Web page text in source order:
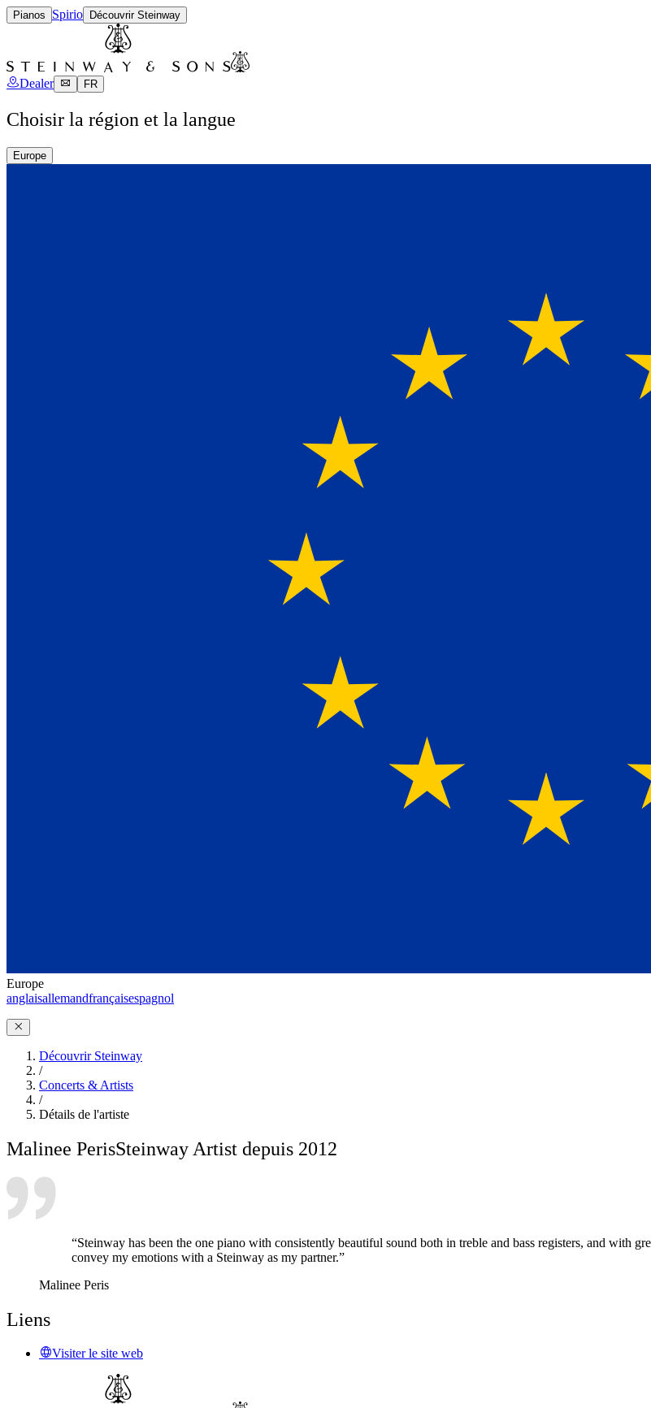
Pianos Spirio Découvrir Steinway
Dealer FR
Choisir la région et la langue
Europe
Europe
anglaisallemandfrançaisespagnol
Découvrir Steinway
/
Concerts & Artists
/
Détails de l'artiste
Malinee PerisSteinway Artist depuis 2012
“Steinway has been the one piano with consistently beautiful sound both in treble and bass registers, and with
convey my emotions with a Steinway as my partner.”
Malinee Peris
Liens
Visiter le site web